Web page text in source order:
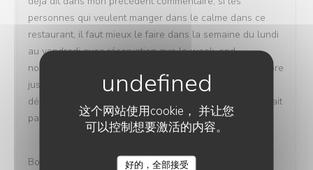
这个网站使用cookie， 并让您
可以控制想要激活的内容。
好的，全部接受
personnes qui veulent manger dans le calme dans ce
restaurant, il faut mieux le faire dans la semaine du lundi
au vendredi avec réservation que le week-end
normalement à partir de la période du mois de Septembre
jusqu'en Juillet mais en même temps vu qu'on est au
début de la semaine du mois d'Août, peut être il n'y aurait
pas assez du monde le week-end exceptionnellement.
Bonjour Christelle, Trois visites, c'est vraiment la plus